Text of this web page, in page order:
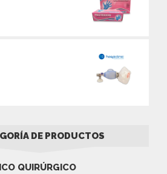
DE PRODUCTOS
QUIRÚRGICO